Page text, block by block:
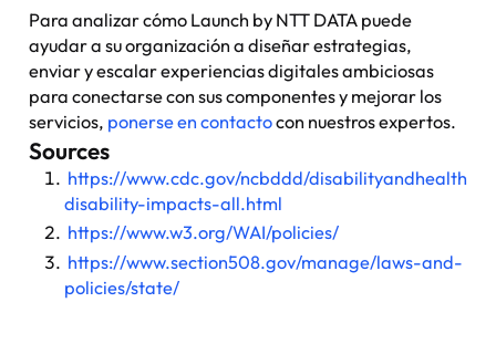
Para analizar cómo Launch by NTT DATA puede
ayudar a su organización a diseñar estrategias,
enviar y escalar experiencias digitales ambiciosas
para conectarse con sus componentes y mejorar los
servicios, ponerse en contactocon nuestros expertos.
Sources
https://www.cdc.gov/ncbddd/disabilityandhealth/
disability-impacts-all.html
https://www.w3.org/WAI/policies/
https://www.section508.gov/manage/laws-and-
policies/state/